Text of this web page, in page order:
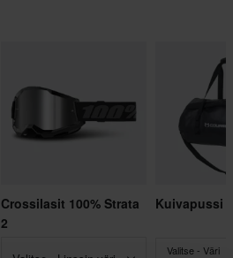
Crossilasit 100% Strata
2
Kuivapussi
Valitse - Väri